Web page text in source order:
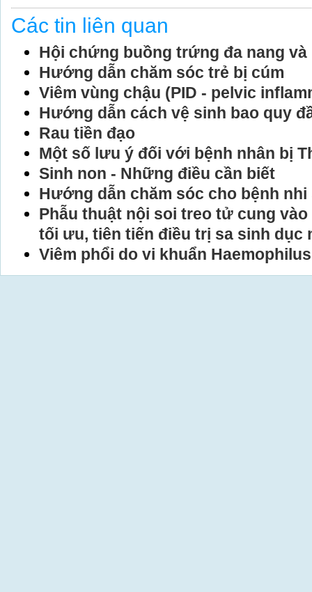
Các tin liên quan
Hội chứng buồng trứng đa nang
Hướng dẫn chăm sóc trẻ bị cúm
Viêm vùng chậu (PID - pelvic
Hướng dẫn cách vệ sinh bao quy
Rau tiền đạo
Một số lưu ý đối với bệnh nhân bị
Sinh non - Những điều cần biết
Hướng dẫn chăm sóc cho bệnh
Phẫu thuật nội soi treo tử cung vào
tối ưu, tiên tiến điều trị sa sinh dục
Viêm phổi do vi khuẩn